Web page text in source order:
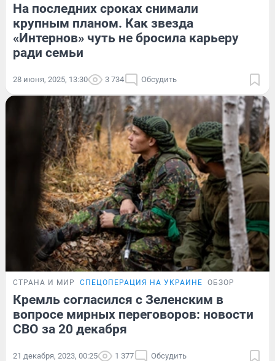
На последних сроках снимали
крупным планом. Как звезда
«Интернов» чуть не бросила карьеру
ради семьи
28 июня, 2025, 13:30 3 734 Обсудить
СТРАНА И МИР СПЕЦОПЕРАЦИЯ НА УКРАИНЕ ОБЗОР
Кремль согласился с Зеленским в
вопросе мирных переговоров: новости
СВО за 20 декабря
21 декабря, 2023, 00:25 1 377 Обсудить